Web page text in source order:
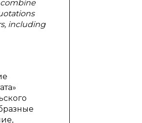
including